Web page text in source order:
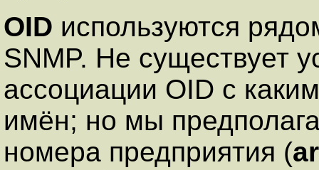
OID используются
SNMP. Не существует
ассоциации OID с
имён; но мы
номера предприятия (